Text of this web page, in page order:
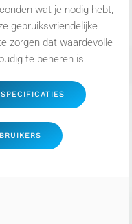
wat je nodig hebt,
gebruiksvriendelijke
zorgen dat waardevolle
te beheren is.
SPECIFICATIES